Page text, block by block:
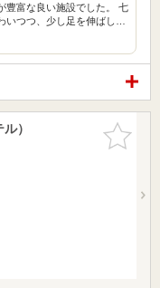
豊富な良い施設でした。 七
いつつ、少し足を伸ばし…
お気に入
りに追加
）